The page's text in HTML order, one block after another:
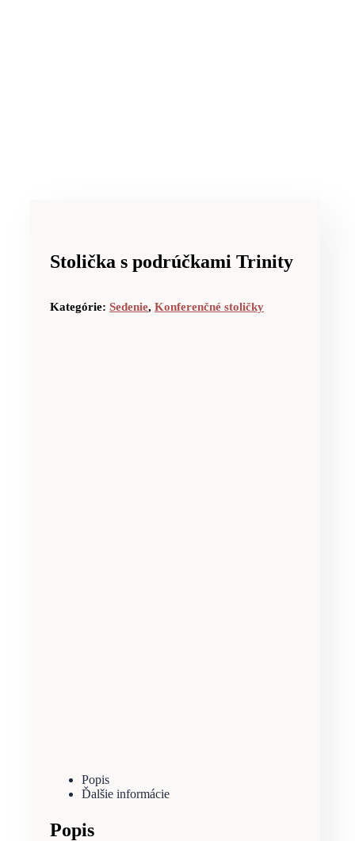
Stolička s podrúčkami Trinity
Kategórie: Sedenie, Konferenčné stoličky
Popis
Ďalšie informácie
Popis